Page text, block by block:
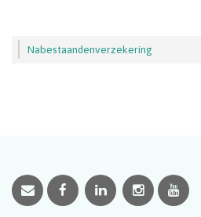
Nabestaandenverzekering